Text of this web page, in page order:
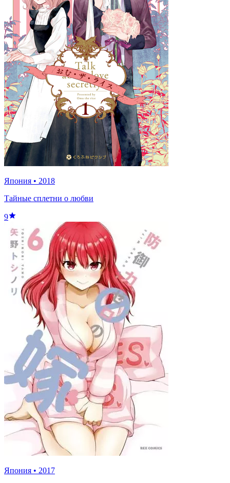
Япония • 2018
Тайные сплетни о любви
9
Япония • 2017